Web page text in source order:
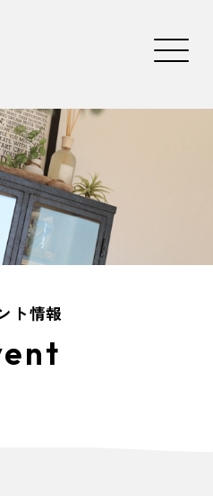
ト情報